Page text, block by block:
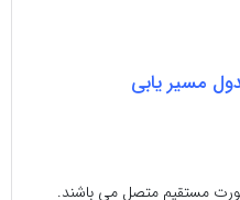
مسیر یابی